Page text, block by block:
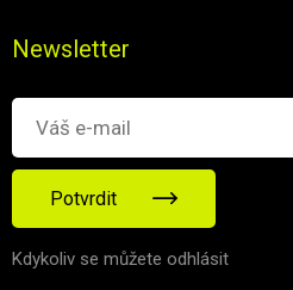
Newsletter
Potvrdit
Kdykoliv se můžete odhlásit